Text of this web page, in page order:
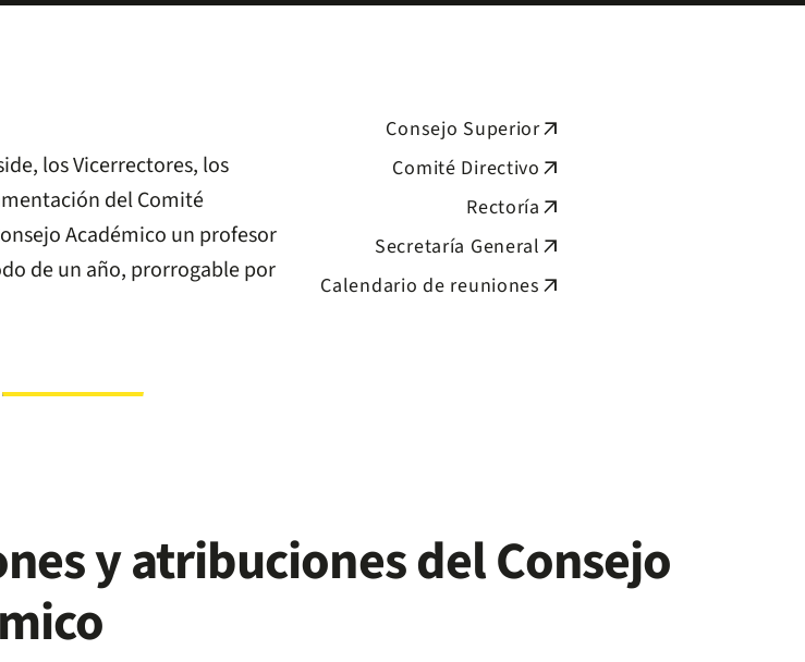
los Vicerrectores, los
del Comité
Académico un profesor
de un año, prorrogable por
Consejo Superiorarrow_outward
Comité Directivo arrow_outward
Rectoría arrow_outward
Secretaría General arrow_outward
Calendario de reuniones arrow_outward
y atribuciones del Consejo